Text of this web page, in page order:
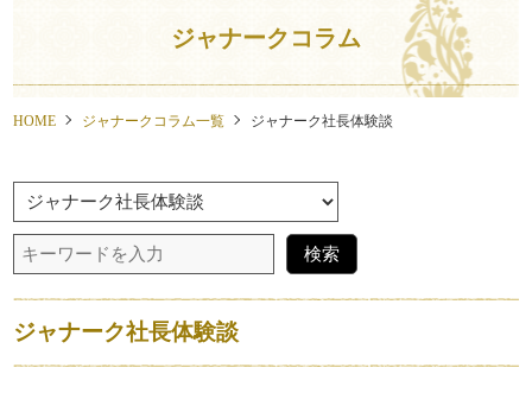
ジャナークコラム
HOME ジャナークコラム一覧 ジャナーク社長体験談
ジャナーク社長体験談